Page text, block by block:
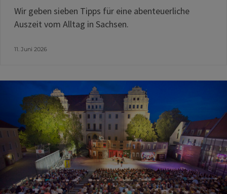
Wir geben sieben Tipps für eine abenteuerliche
Auszeit vom Alltag in Sachsen.
11. Juni 2026